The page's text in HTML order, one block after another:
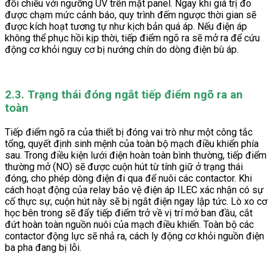
đối chiếu với ngưỡng UV trên mặt panel. Ngay khi giá trị đo
được chạm mức cảnh báo, quy trình đếm ngược thời gian sẽ
được kích hoạt tương tự như kịch bản quá áp. Nếu điện áp
không thể phục hồi kịp thời, tiếp điểm ngõ ra sẽ mở ra để cứu
động cơ khỏi nguy cơ bị nướng chín do dòng điện bù áp.
2.3. Trạng thái đóng ngắt tiếp điểm ngõ ra an
toàn
Tiếp điểm ngõ ra của thiết bị đóng vai trò như một công tắc
tổng, quyết định sinh mệnh của toàn bộ mạch điều khiển phía
sau. Trong điều kiện lưới điện hoàn toàn bình thường, tiếp điểm
thường mở (NO) sẽ được cuộn hút từ tính giữ ở trạng thái
đóng, cho phép dòng điện đi qua để nuôi các contactor. Khi
cách hoạt động của relay bảo vệ điện áp ILEC xác nhận có sự
cố thực sự, cuộn hút này sẽ bị ngắt điện ngay lập tức. Lò xo cơ
học bên trong sẽ đẩy tiếp điểm trở về vị trí mở ban đầu, cắt
đứt hoàn toàn nguồn nuôi của mạch điều khiển. Toàn bộ các
contactor động lực sẽ nhả ra, cách ly động cơ khỏi nguồn điện
ba pha đang bị lỗi.